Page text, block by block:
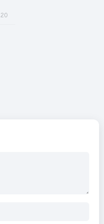
20